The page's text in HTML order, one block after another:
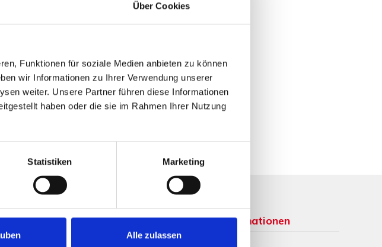
Über Cookies
Funktionen für soziale Medien anbieten zu können
wir Informationen zu Ihrer Verwendung unserer
weiter. Unsere Partner führen diese Informationen
haben oder die sie im Rahmen Ihrer Nutzung
Statistiken Marketing
Alle zulassen
einen Platz.
Grundstück hat
Weitere Informationen